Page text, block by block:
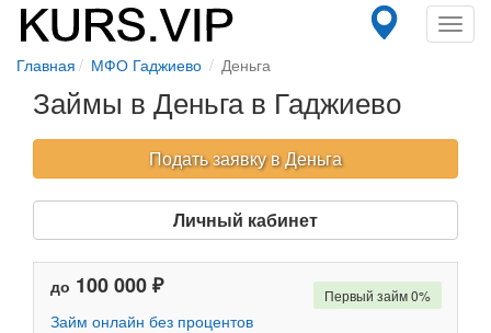
Главная МФО Гаджиево Деньга
Займы в Деньга в Гаджиево
Подать заявку в Деньга
Личный кабинет
до 100 000 ₽
Займ онлайн без процентов
Первый займ 0%